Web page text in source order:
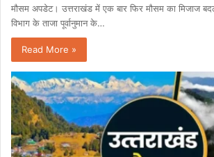
मौसम अपडेट। उत्तराखंड में एक बार फिर मौसम का मिजाज
विभाग के ताजा पूर्वानुमान के…
Read More »